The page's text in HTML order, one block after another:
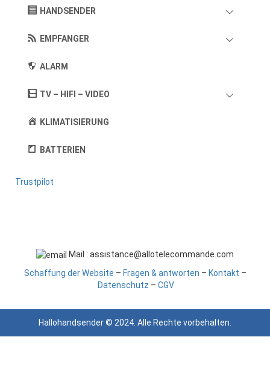
HANDSENDER
EMPFANGER
ALARM
TV – HIFI – VIDEO
KLIMATISIERUNG
BATTERIEN
Trustpilot
Mail : assistance@allotelecommande.com
Schaffung der Website – Fragen & antworten – Kontakt –
Datenschutz – CGV
Hallohandsender © 2024. Alle Rechte vorbehalten.